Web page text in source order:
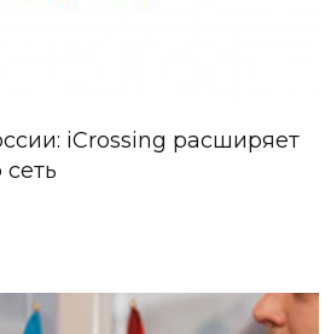
iCrossing расширяет